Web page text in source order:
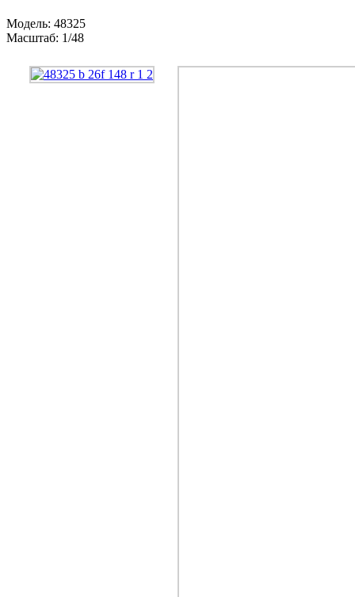
Модель: 48325
Масштаб: 1/48